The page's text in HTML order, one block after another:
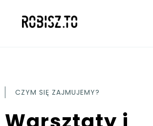
CZYM SIĘ ZAJMUJEMY?